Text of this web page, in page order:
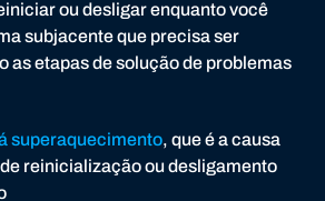
ou desligar enquanto você
subjacente que precisa ser
as etapas de solução de problemas
superaquecimento, que é a causa
reinicialização ou desligamento